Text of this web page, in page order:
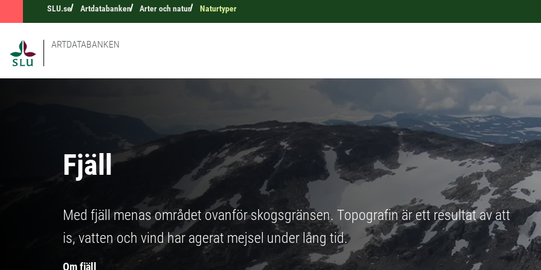
SLU.se Artdatabanken Arter och natur Naturtyper
ARTDATABANKEN
Fjäll
Med fjäll menas området ovanför skogsgränsen. Topografin är ett resultat av att
is, vatten och vind har agerat mejsel under lång tid.
Om fjäll